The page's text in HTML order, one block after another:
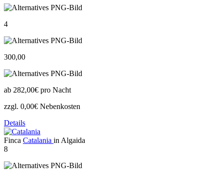
4
300,00
ab 282,00€ pro Nacht
zzgl. 0,00€ Nebenkosten
Details
Finca Catalania in Algaida
8